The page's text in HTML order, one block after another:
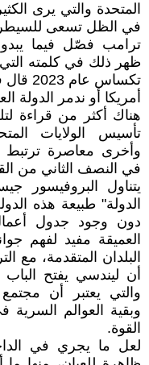
المتحدة والتي يرى
في الظل تسعى
ترامب فصّل فيما
ظهر ذلك في كلمته
تكساس
أمريكا أو ندمر الدولة
هناك أكثر من قراءة
تأسيس الولايات
وأخرى معاصرة ترتبط
في النصف الثاني من
يتناول البروفيسور
الدولة" طبيعة هذه
دون وجود جدول
العميقة مفيد لفهم
البلدان المتقدمة، مع
أن ليندسي يفتح
والتي يعتبر أن مجتمع
وبقية العوالم
القوة.
لعل ما يجري في